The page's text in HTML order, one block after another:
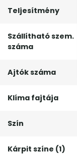
Teljesítmény
Szállítható szem.
száma
Ajtók száma
Klíma fajtája
Szín
Kárpit színe (1)